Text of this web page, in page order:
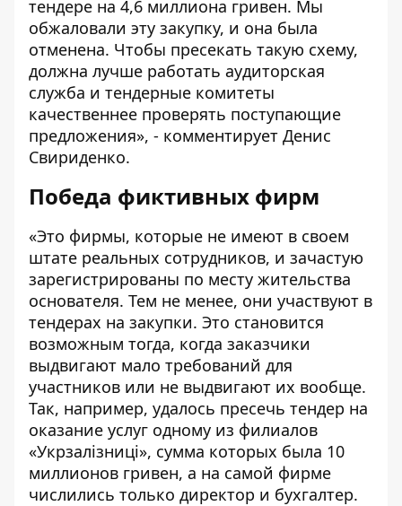
тендере на 4,6 миллиона гривен. Мы
обжаловали эту закупку, и она была
отменена. Чтобы пресекать такую схему,
должна лучше работать аудиторская
служба и тендерные комитеты
качественнее проверять поступающие
предложения», - комментирует Денис
Свириденко.
Победа фиктивных фирм
«Это фирмы, которые не имеют в своем
штате реальных сотрудников, и зачастую
зарегистрированы по месту жительства
основателя. Тем не менее, они участвуют в
тендерах на закупки. Это становится
возможным тогда, когда заказчики
выдвигают мало требований для
участников или не выдвигают их вообще.
Так, например, удалось пресечь тендер на
оказание услуг одному из филиалов
«Укрзалізниці», сумма которых была 10
миллионов гривен, а на самой фирме
числились только директор и бухгалтер.